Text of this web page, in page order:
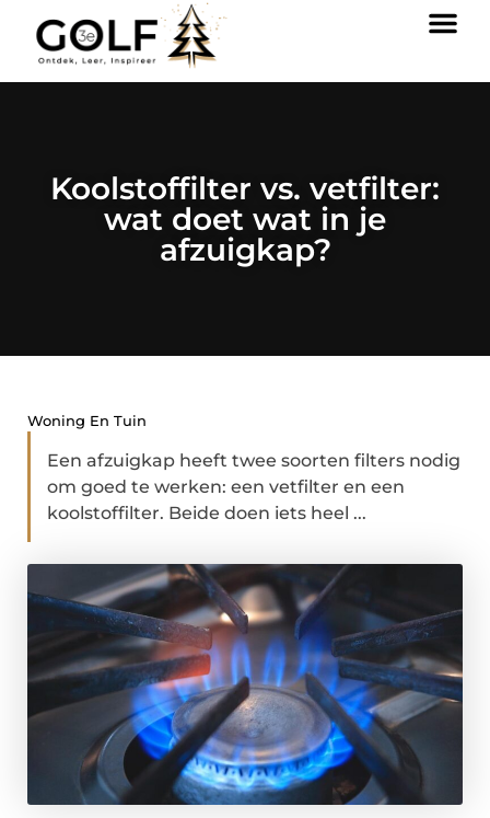
Koolstoffilter vs. vetfilter:
wat doet wat in je
afzuigkap?
Woning En Tuin
Een afzuigkap heeft twee soorten filters nodig
om goed te werken: een vetfilter en een
koolstoffilter. Beide doen iets heel ...